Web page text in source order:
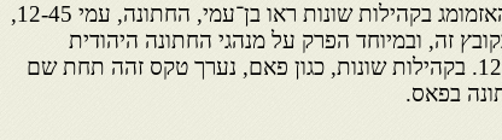
על טקסי האזמומג בקהילות שונות ראו בן־עמי, החתונה, עמי 12-45,
זה, ובמיוחד הפרק על מנהגי החתונה היהודית
בתארודאגת, ובכלל זה הערה 12. בקהילות שונות, כגון פאם, נערך טקס זהה תחת שם
בפאס.